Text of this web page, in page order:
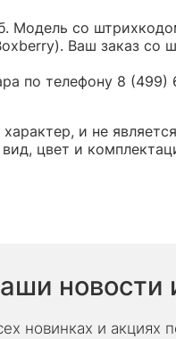
Модель со
Ваш заказ со
по телефону 8
и не
цвет и
новости
новинках и акциях